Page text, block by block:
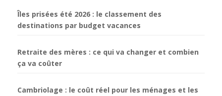
Îles prisées été 2026 : le classement des
destinations par budget vacances
Retraite des mères : ce qui va changer et combien
ça va coûter
Cambriolage : le coût réel pour les ménages et les